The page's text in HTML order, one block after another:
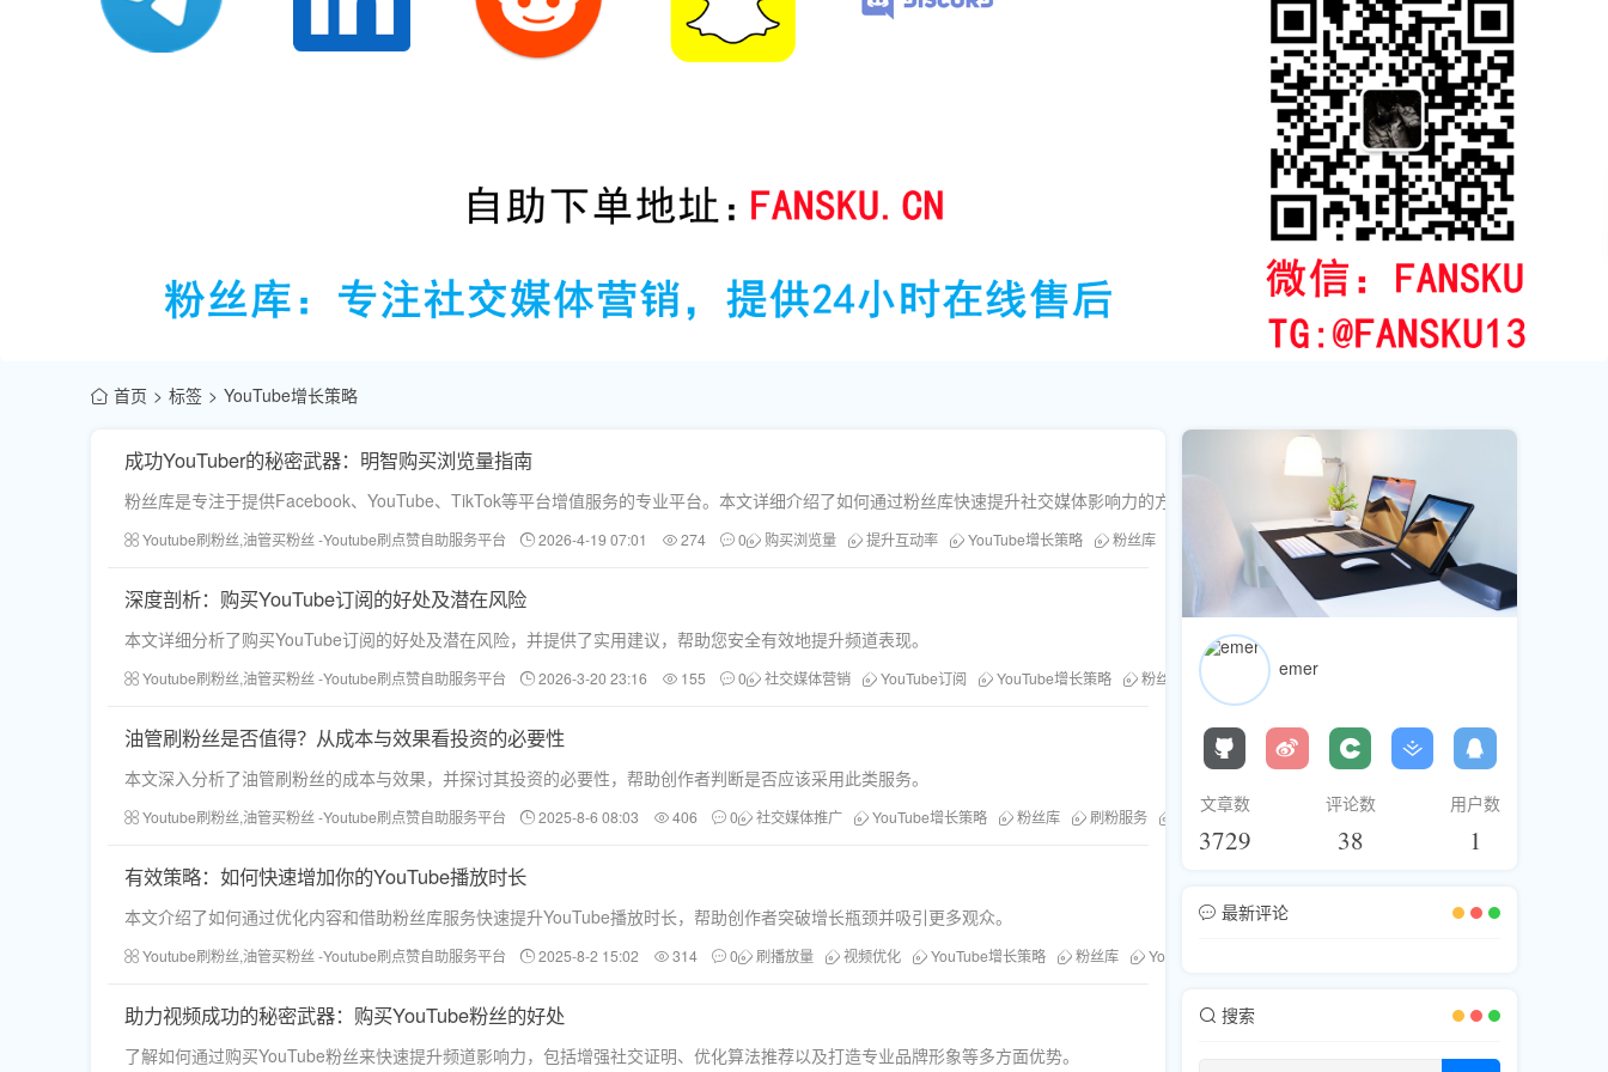
首页 标签 YouTube增长策略
成功YouTuber的秘密武器：明智购买浏览量指南
粉丝库是专注于提供Facebook、YouTube、TikTok等平台增值服务的专业平台。本文详细介绍了如何通过粉丝库快速提升社交媒体影响力的方法与技巧。
Youtube刷粉丝,油管买粉丝 -Youtube刷点赞自助服务平台 2026-4-19 07:01 274 0 购买浏览量 提升互动率 YouTube增长策略 粉丝库 社交媒体服务
深度剖析：购买YouTube订阅的好处及潜在风险
本文详细分析了购买YouTube订阅的好处及潜在风险，并提供了实用建议，帮助您安全有效地提升频道表现。
Youtube刷粉丝,油管买粉丝 -Youtube刷点赞自助服务平台 2026-3-20 23:16 155 0 社交媒体营销 YouTube订阅 YouTube增长策略 粉丝库 提升频道影响力
油管刷粉丝是否值得？从成本与效果看投资的必要性
本文深入分析了油管刷粉丝的成本与效果，并探讨其投资的必要性，帮助创作者判断是否应该采用此类服务。
Youtube刷粉丝,油管买粉丝 -Youtube刷点赞自助服务平台 2025-8-6 08:03 406 0 社交媒体推广 YouTube增长策略 粉丝库 刷粉服务 油管刷粉丝
有效策略：如何快速增加你的YouTube播放时长
本文介绍了如何通过优化内容和借助粉丝库服务快速提升YouTube播放时长，帮助创作者突破增长瓶颈并吸引更多观众。
Youtube刷粉丝,油管买粉丝 -Youtube刷点赞自助服务平台 2025-8-2 15:02 314 0 刷播放量 视频优化 YouTube增长策略 粉丝库 YouTube播放时长
助力视频成功的秘密武器：购买YouTube粉丝的好处
了解如何通过购买YouTube粉丝来快速提升频道影响力，包括增强社交证明、优化算法推荐以及打造专业品牌形象等多方面优势。
emer
文章数
3729
评论数
38
用户数
1
最新评论
搜索